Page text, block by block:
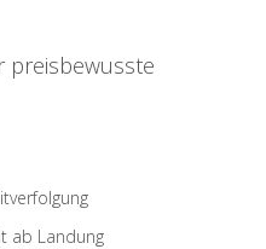
preisbewusste
ab Landung